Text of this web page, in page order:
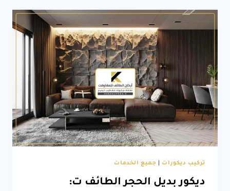
ت:
تفصيل
رفوف
تخزين
الطائف
تركيب ديكورات جميع الخدمات
ديكور بديل الحجر الطائف ت: